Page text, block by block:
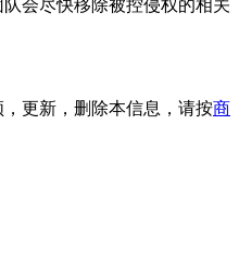
会尽快移除被控侵权的相关
更新，删除本信息，请按商